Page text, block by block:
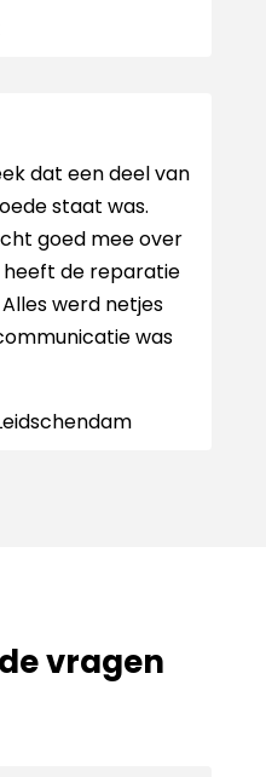
dat een deel van
staat was.
goed mee over
heeft de reparatie
werd netjes
was
vragen